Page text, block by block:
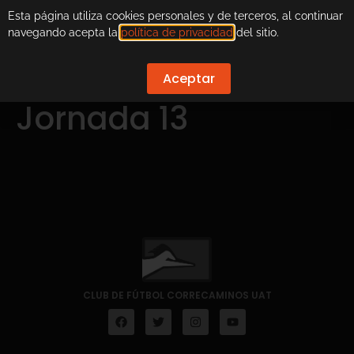
Jornada 13
CLUB DE FÚTBOL CORRECAMINOS UAT
Esta página utiliza cookies personales y de terceros, al continuar
navegando acepta la política de privacidad del sitio.
Aceptar